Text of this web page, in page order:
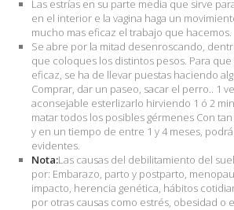
Las estrías en su parte media que sirve
en el interior e la vagina haga un
mucho mas eficaz el trabajo que hacemos.
Se abre por la mitad desenroscando,
que coloques los distintos pesos. Para
eficaz, se ha de llevar puestas haciendo
Comprar, dar un paseo, sacar el perro.. 1
aconsejable esterlizarlo hirviendo 1 ó 2
matar todos los posibles gérmenes Con
y en un tiempo de entre 1 y 4 meses,
evidentes.
Nota:Las causas del debilitamiento del
por: Embarazo, parto y postparto,
impacto, herencia genética, hábitos
por otras causas como estrés, obesidad o